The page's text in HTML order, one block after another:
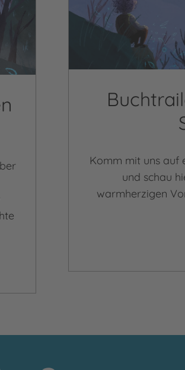
Komm mit uns auf
und schau
warmherzigen